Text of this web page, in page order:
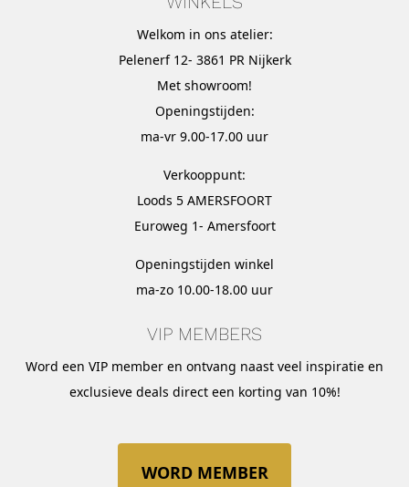
Welkom in ons atelier:
Pelenerf 12- 3861 PR Nijkerk
Met showroom!
Openingstijden:
ma-vr 9.00-17.00 uur
Verkooppunt:
Loods 5 AMERSFOORT
Euroweg 1- Amersfoort
Openingstijden winkel
ma-zo 10.00-18.00 uur
VIP MEMBERS
Word een VIP member en ontvang naast veel inspiratie en
exclusieve deals direct een korting van 10%!
WORD MEMBER